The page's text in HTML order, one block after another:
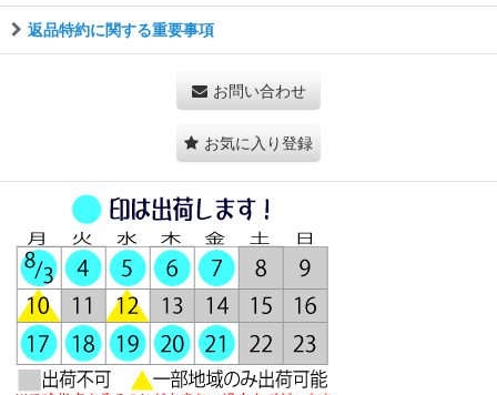
返品特約に関する重要事項
お問い合わせ
お気に入り登録